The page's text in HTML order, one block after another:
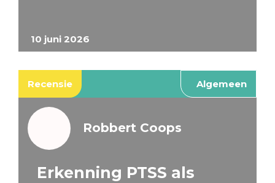
10 juni 2026
Recensie Algemeen
Robbert Coops
Erkenning PTSS als